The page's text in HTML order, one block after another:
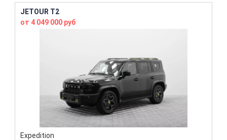
JETOUR T2
от 4 049 000 руб
Expedition